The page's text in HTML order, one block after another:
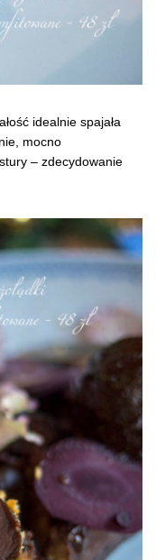
idealnie spajała
mocno
– zdecydowanie